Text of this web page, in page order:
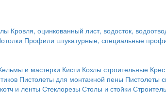
Кровля, оцинкованный лист, водосток,
Профили штукатурные, специальные
и мастерки Кисти Козлы строительные
Пистолеты для монтажной пены Пистолеты
и ленты Стеклорезы Столы и стойки